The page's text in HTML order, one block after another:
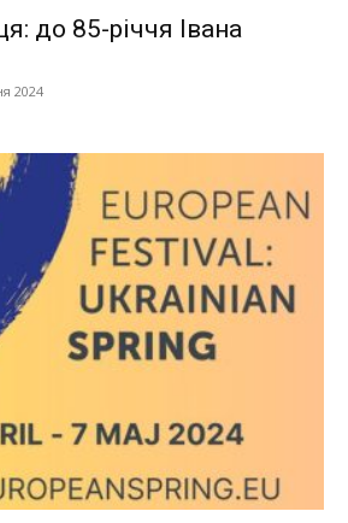
до 85-річчя Івана
2024